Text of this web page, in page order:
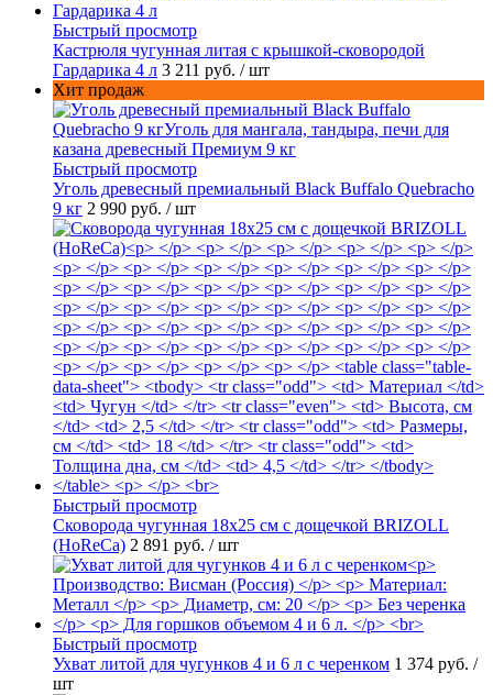
Быстрый просмотр
Кастрюля чугунная литая с крышкой-сковородой
Гардарика 4 л 3 211 руб. / шт
Хит продаж
Быстрый просмотр
Уголь древесный премиальный Black Buffalo Quebracho
9 кг 2 990 руб. / шт
Быстрый просмотр
Сковорода чугунная 18х25 см с дощечкой BRIZOLL
(HoReCa) 2 891 руб. / шт
Быстрый просмотр
Ухват литой для чугунков 4 и 6 л с черенком 1 374 руб. /
шт